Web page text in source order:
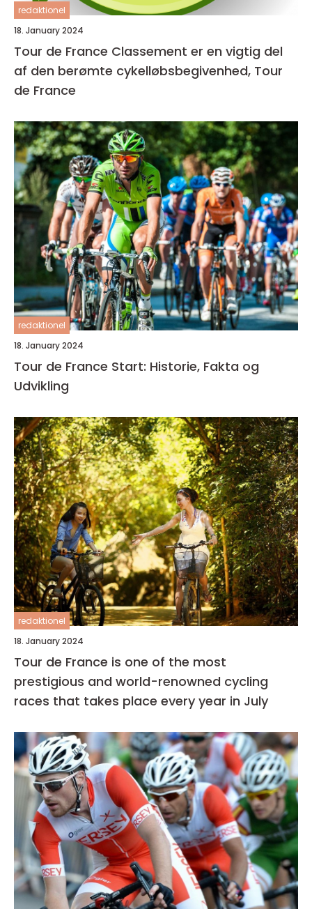
redaktionel
18. January 2024
Tour de France Classement er en vigtig del
af den berømte cykelløbsbegivenhed, Tour
de France
redaktionel
18. January 2024
Tour de France Start: Historie, Fakta og
Udvikling
redaktionel
18. January 2024
Tour de France is one of the most
prestigious and world-renowned cycling
races that takes place every year in July